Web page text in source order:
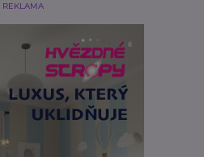
REKLAMA